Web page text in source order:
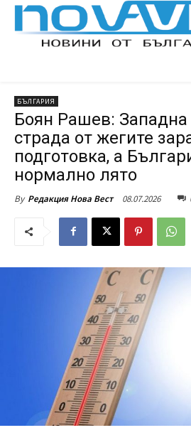
БЪЛГАРИЯ
Боян Рашев: Западна
страда от жегите
подготовка, а
нормално лято
By Редакция Нова Вест 08.07.2026